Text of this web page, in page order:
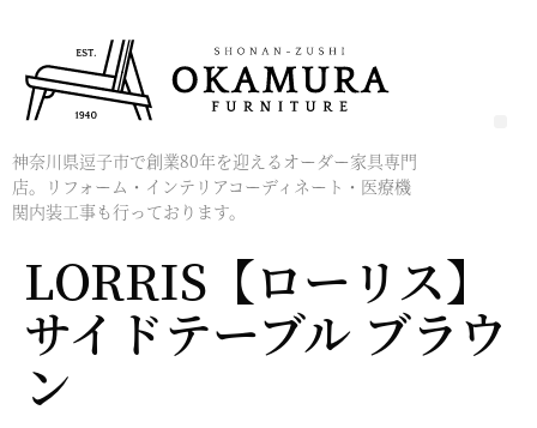
神奈川県逗子市で創業80年を迎えるオーダー家具専門
店。リフォーム・インテリアコーディネート・医療機
関内装工事も行っております。
LORRIS【ローリス】
サイドテーブル ブラウ
ン